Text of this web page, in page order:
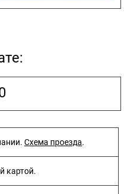
Схема проезда.
картой.